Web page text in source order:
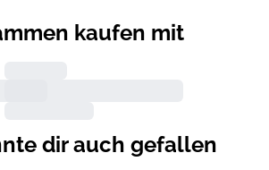
kaufen mit
dir auch gefallen